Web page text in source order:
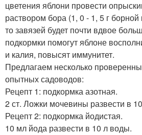
цветения яблони провести
раствором бора (1, 0 - 1, 5 г
то завязей будет почти вдвое
подкормки помогут яблоне
и калия, повысят иммунитет.
Предлагаем несколько
опытных садоводов:
Рецепт 1: подкормка азотная.
2 ст. Ложки мочевины развести в
Рецепт 2: подкормка йодистая.
10 мл йода развести в 10 л воды.